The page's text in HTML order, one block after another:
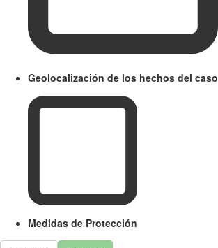
Geolocalización de los hechos del caso
Medidas de Protección